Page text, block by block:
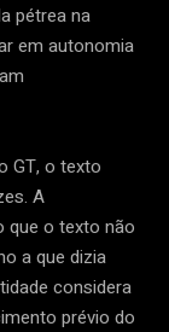
pétrea na
em autonomia
GT, o texto
A
que o texto não
a que dizia
considera
prévio do